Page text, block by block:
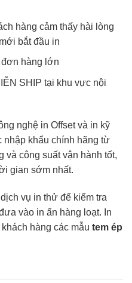
hàng cảm thấy hài lòng
bắt đầu in
hàng lớn
SHIP tại khu vực nội
nghệ in Offset và in kỹ
nhập khẩu chính hãng từ
và công suất vận hành tốt,
gian sớm nhất.
vụ in thử để kiểm tra
vào in ấn hàng loạt. In
hàng các mẫu tem ép